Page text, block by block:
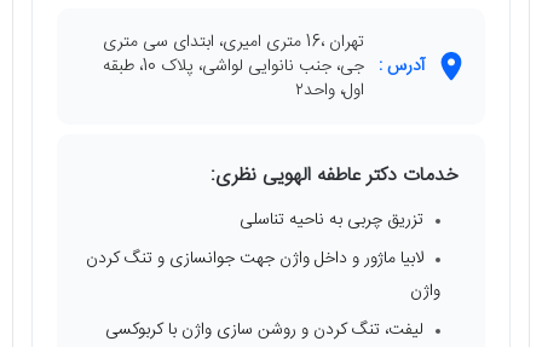
آدرس :
تهران ،16 متری امیری، ابتدای سی متری
جی، جنب نانوایی لواشی، پلاک 10، طبقه
اول، واحد٢
خدمات دکتر عاطفه الهویی نظری:
تزریق چربی به ناحیه تناسلی
لابیا ماژور و داخل واژن جهت جوانسازی و تنگ کردن
واژن
لیفت، تنگ کردن و روشن سازی واژن با کربوکسی